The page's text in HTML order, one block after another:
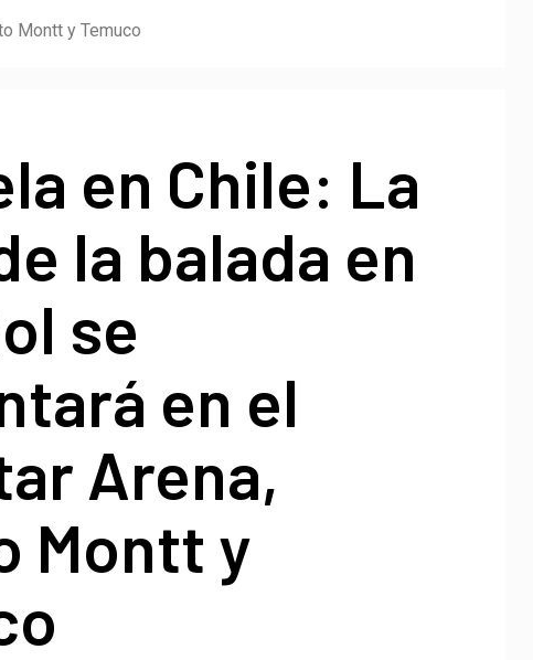
Montt y Temuco
en Chile: La
la balada en
se
en el
Arena,
Montt y